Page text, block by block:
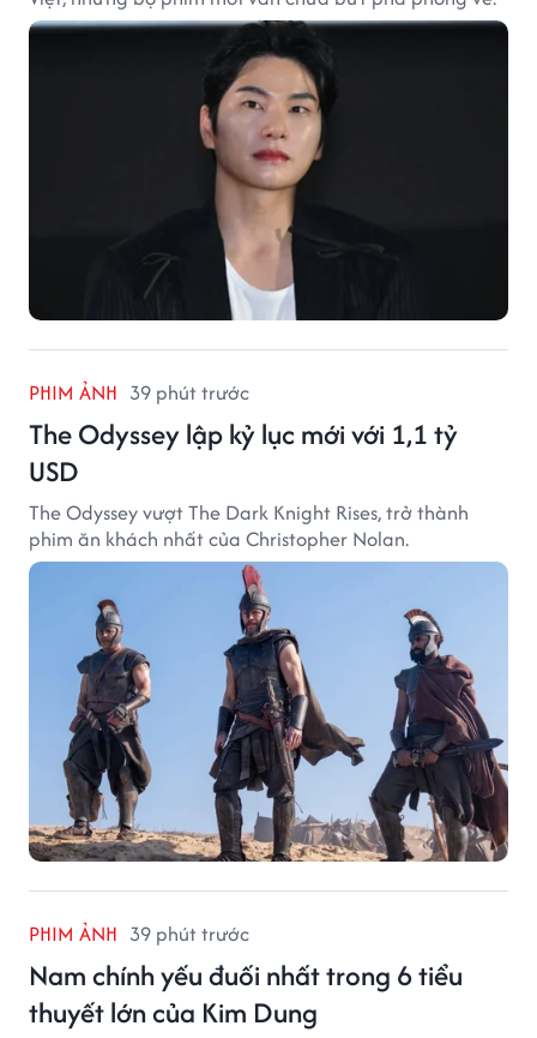
PHIM ẢNH 39 phút trước
The Odyssey lập kỷ lục mới với 1,1 tỷ
USD
The Odyssey vượt The Dark Knight Rises, trở thành
phim ăn khách nhất của Christopher Nolan.
PHIM ẢNH 39 phút trước
Nam chính yếu đuối nhất trong 6 tiểu
thuyết lớn của Kim Dung